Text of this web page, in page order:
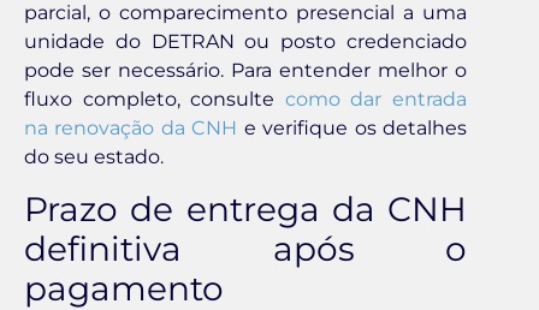
parcial, o comparecimento presencial a uma
unidade do DETRAN ou posto credenciado
pode ser necessário. Para entender melhor o
fluxo completo, consulte como dar entrada
na renovação da CNH e verifique os detalhes
do seu estado.
Prazo de entrega da CNH
definitiva após o
pagamento